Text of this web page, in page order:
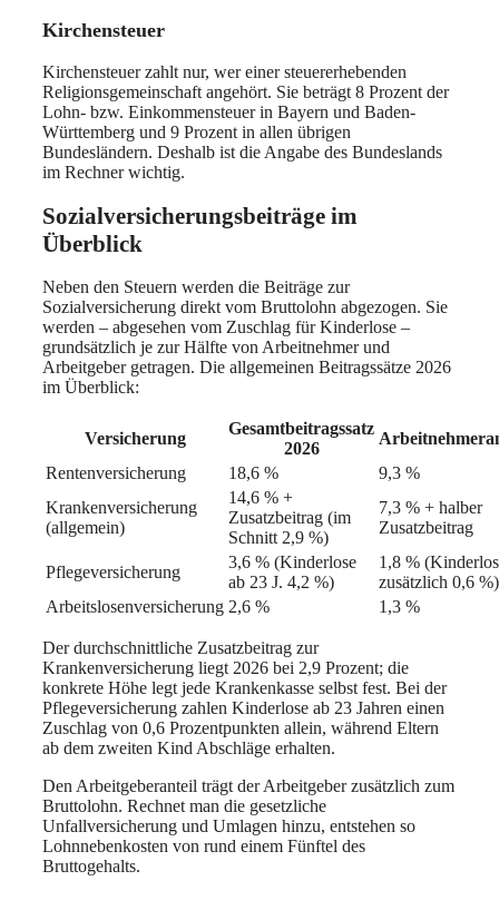
Kirchensteuer
Kirchensteuer zahlt nur, wer einer steuererhebenden
Religionsgemeinschaft angehört. Sie beträgt 8 Prozent der
Lohn- bzw. Einkommensteuer in Bayern und Baden-
Württemberg und 9 Prozent in allen übrigen
Bundesländern. Deshalb ist die Angabe des Bundeslands
im Rechner wichtig.
Sozialversicherungsbeiträge im
Überblick
Neben den Steuern werden die Beiträge zur
Sozialversicherung direkt vom Bruttolohn abgezogen. Sie
werden – abgesehen vom Zuschlag für Kinderlose –
grundsätzlich je zur Hälfte von Arbeitnehmer und
Arbeitgeber getragen. Die allgemeinen Beitragssätze 2026
im Überblick:
Versicherung
Gesamtbeitragssatz
2026
Rentenversicherung
18,6 %
9,3 %
Krankenversicherung
(allgemein)
14,6 % +
Zusatzbeitrag (im
Schnitt 2,9 %)
7,3 % + halber
Zusatzbeitrag
Pflegeversicherung
3,6 % (Kinderlose
ab 23 J. 4,2 %)
1,8 %
zusätzlich 0,6 %)
Arbeitslosenversicherung 2,6 % 1,3 %
Der durchschnittliche Zusatzbeitrag zur
Krankenversicherung liegt 2026 bei 2,9 Prozent; die
konkrete Höhe legt jede Krankenkasse selbst fest. Bei der
Pflegeversicherung zahlen Kinderlose ab 23 Jahren einen
Zuschlag von 0,6 Prozentpunkten allein, während Eltern
ab dem zweiten Kind Abschläge erhalten.
Den Arbeitgeberanteil trägt der Arbeitgeber zusätzlich zum
Bruttolohn. Rechnet man die gesetzliche
Unfallversicherung und Umlagen hinzu, entstehen so
Lohnnebenkosten von rund einem Fünftel des
Bruttogehalts.